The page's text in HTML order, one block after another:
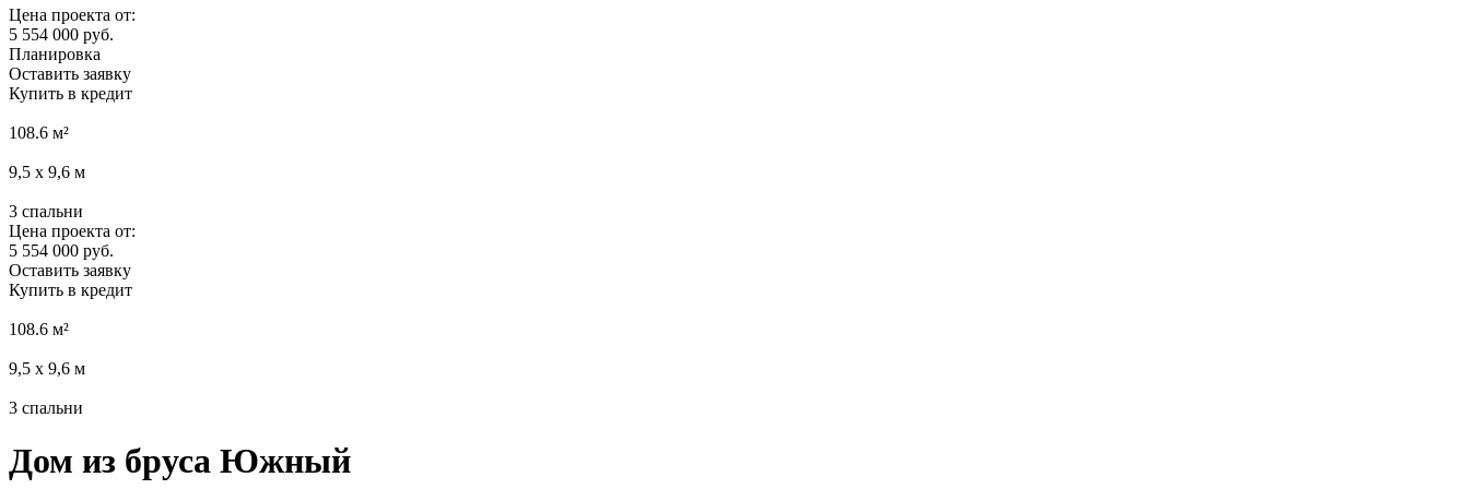
Цена проекта от:
5 554 000 руб.
Планировка
Оставить заявку
Купить в кредит
108.6 м²
9,5 х 9,6 м
3 спальни
Цена проекта от:
5 554 000 руб.
Оставить заявку
Купить в кредит
108.6 м²
9,5 х 9,6 м
3 спальни
Дом из бруса Южный